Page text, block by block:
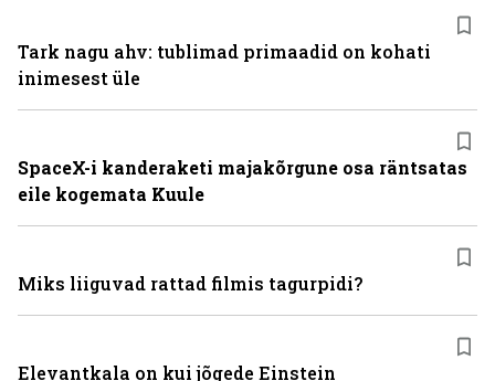
Tark nagu ahv: tublimad primaadid on kohati
inimesest üle
SpaceX-i kanderaketi majakõrgune osa räntsatas
eile kogemata Kuule
Miks liiguvad rattad filmis tagurpidi?
Elevantkala on kui jõgede Einstein